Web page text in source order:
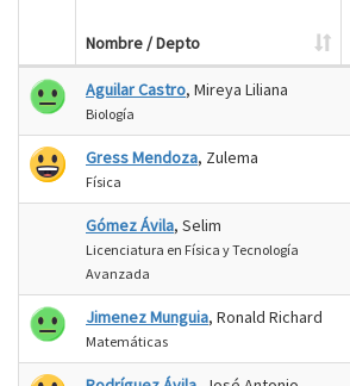
Nombre / Depto
Aguilar Castro, Mireya Liliana
Biología
Gress Mendoza, Zulema
Física
Gómez Ávila, Selim
Licenciatura en Física y Tecnología
Avanzada
Jimenez Munguia, Ronald Richard
Matemáticas